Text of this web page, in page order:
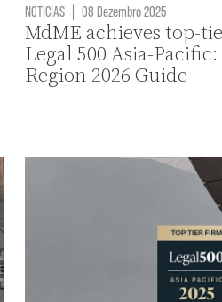
NOTÍCIAS | 08 Dezembro 2025
MdME achieves top-
Legal 500 Asia-
Region 2026 Guide